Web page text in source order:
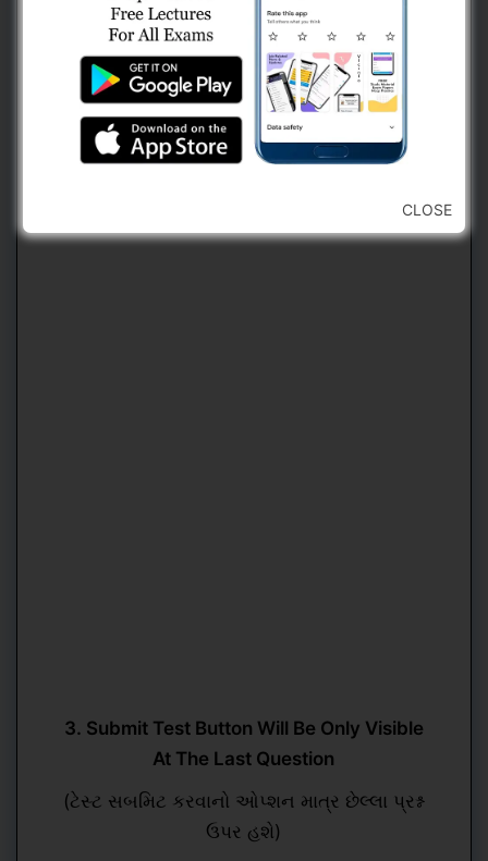
2. Use Navigation Bar For Jumping
Forward or Backward To Any Question
(કોઈ પણ પ્રશ્ન ઉપર જવા માટે નેવિગેશન બારનો
3. Submit Test Button Will Be Only Visible
At The Last Question
(ટેસ્ટ સબમિટ કરવાનો ઓપ્શન માત્ર છેલ્લા પ્રશ્ન
ઉપર હશે)
CLOSE